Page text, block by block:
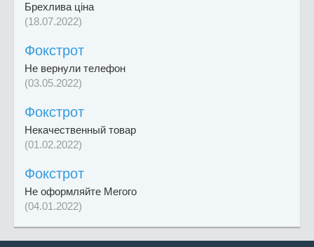
Брехлива ціна
(18.07.2022)
Фокстрот
Не вернули телефон
(03.05.2022)
Фокстрот
Некачественный товар
(01.02.2022)
Фокстрот
Не оформляйте Мегого
(04.01.2022)